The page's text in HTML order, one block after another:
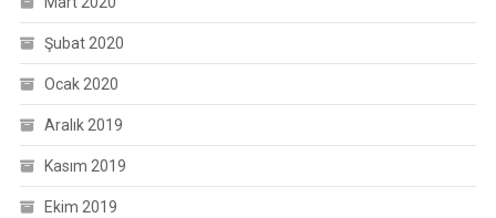
Şubat 2020
Ocak 2020
Aralık 2019
Kasım 2019
Ekim 2019